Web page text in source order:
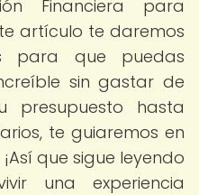
Financiera para
artículo te daremos
para que puedas
sin gastar de
presupuesto hasta
te guiaremos en
que sigue leyendo
una experiencia